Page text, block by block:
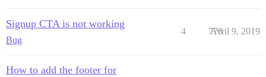
Signup CTA is not working
Bug
4 778
Avril 9, 2019
How to add the footer for